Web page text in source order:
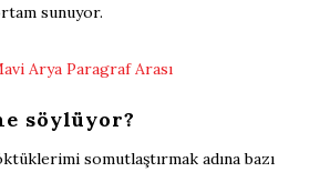
sunuyor.
söylüyor?
somutlaştırmak adına bazı